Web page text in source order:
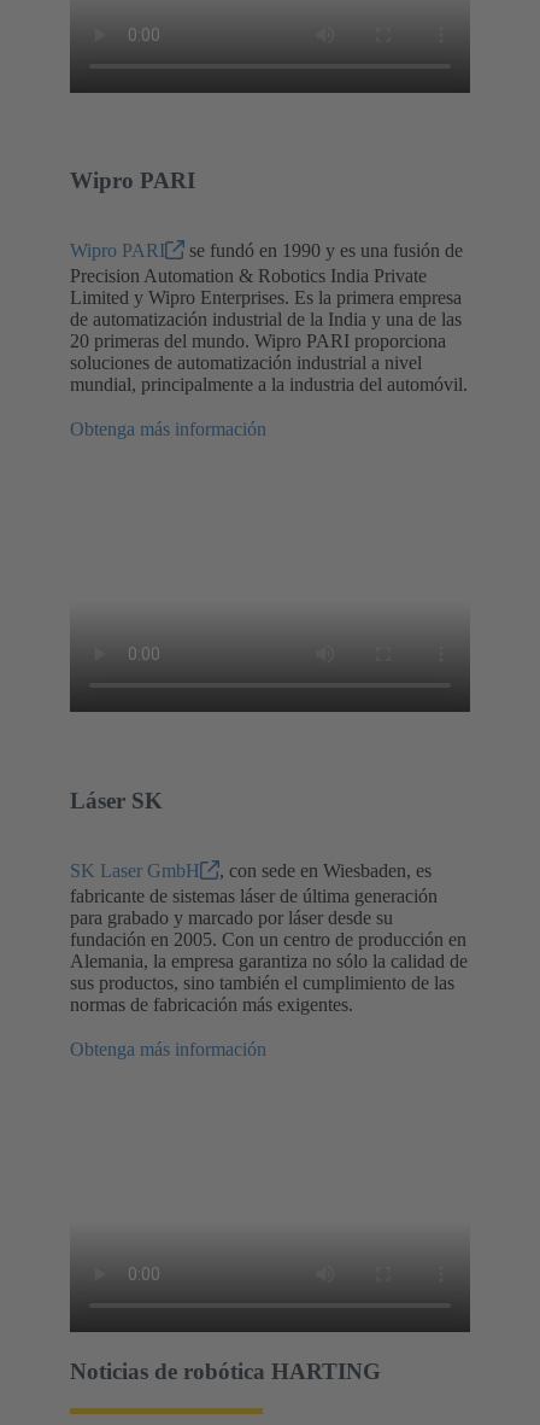
Wipro PARI
Wipro PARI
se fundó en 1990 y es una fusión de
Precision Automation & Robotics India Private
Limited y Wipro Enterprises. Es la primera empresa
de automatización industrial de la India y una de las
20 primeras del mundo. Wipro PARI proporciona
soluciones de automatización industrial a nivel
mundial, principalmente a la industria del automóvil.
Obtenga más información
Láser SK
SK Laser GmbH
, con sede en Wiesbaden, es
fabricante de sistemas láser de última generación
para grabado y marcado por láser desde su
fundación en 2005. Con un centro de producción en
Alemania, la empresa garantiza no sólo la calidad de
sus productos, sino también el cumplimiento de las
normas de fabricación más exigentes.
Obtenga más información
Noticias de robótica HARTING